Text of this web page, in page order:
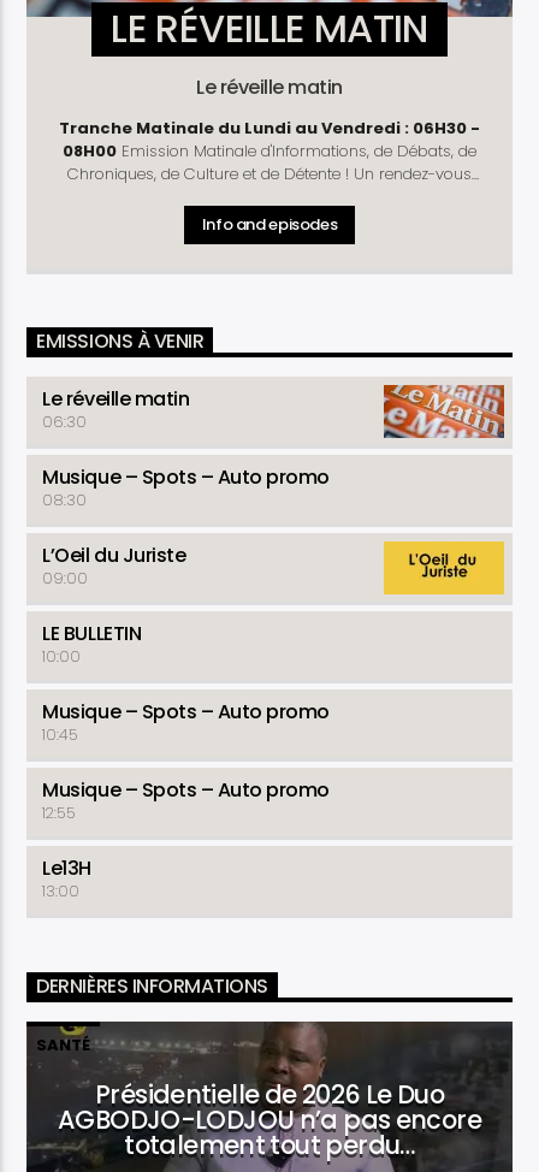
LE RÉVEILLE MATIN
Le réveille matin
Tranche Matinale du Lundi au Vendredi : 06H30 -
08H00
Chroniques, de Culture et de Détente ! Un rendez-vous
: Télé D'Hier - Météo - Horoscope - Prénom
du Jour - Culture Découverte - Journal - La Une du
Santé ( Mardi et Jeudi )- La Revue du Matinal (Vendredi) -
Astuce Conso - Détente
Info and episodes
EMISSIONS À VENIR
Le réveille matin
06:30
Musique – Spots – Auto promo
08:30
L’Oeil du Juriste
09:00
LE BULLETIN
10:00
Musique – Spots – Auto promo
10:45
Musique – Spots – Auto promo
12:55
Le13H
13:00
DERNIÈRES INFORMATIONS
SANTÉ
Présidentielle de 2026 Le Duo
AGBODJO-LODJOU n’a pas encore
totalement tout perdu…